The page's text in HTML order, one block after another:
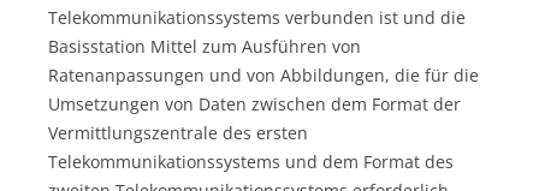
Telekommunikationssystems verbunden ist und die
Basisstation Mittel zum Ausführen von
Ratenanpassungen und von Abbildungen, die für die
Umsetzungen von Daten zwischen dem Format der
Vermittlungszentrale des ersten
Telekommunikationssystems und dem Format des